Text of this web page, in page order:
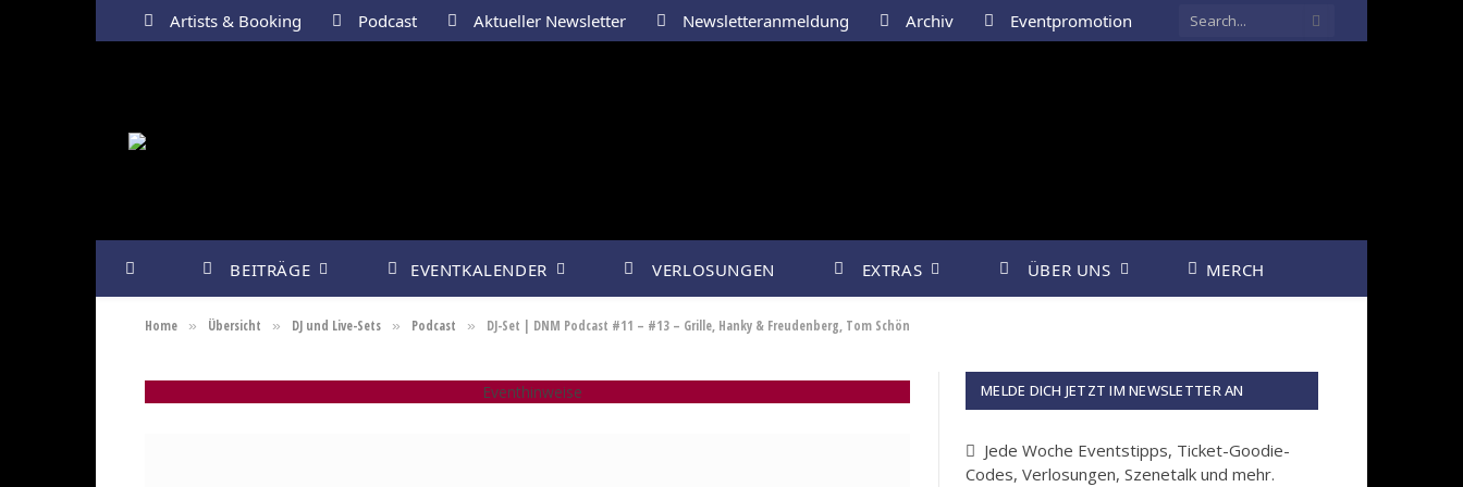
Artists & Booking Podcast Aktueller Newsletter Newsletteranmeldung Archiv Eventpromotion
BEITRÄGE EVENTKALENDER VERLOSUNGEN EXTRAS ÜBER UNS MERCH
Home » Übersicht » DJ und Live-Sets » Podcast » DJ-Set | DNM Podcast #11 – #13 – Grille, Hanky & Freudenberg, Tom Schön
Eventhinweise MELDE DICH JETZT IM NEWSLETTER AN
Jede Woche Eventstipps, Ticket-Goodie-
Codes, Verlosungen, Szenetalk und mehr.